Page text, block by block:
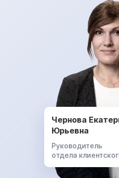
Чернова
Юрьевна
Руководитель
отдела